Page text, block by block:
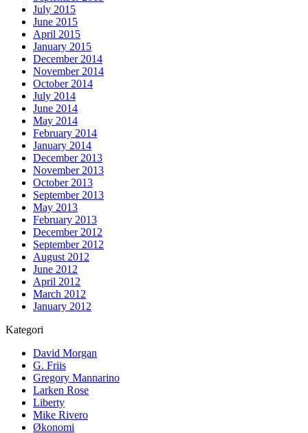
July 2015
June 2015
April 2015
January 2015
December 2014
November 2014
October 2014
July 2014
June 2014
May 2014
February 2014
January 2014
December 2013
November 2013
October 2013
September 2013
May 2013
February 2013
December 2012
September 2012
August 2012
June 2012
April 2012
March 2012
January 2012
Kategori
David Morgan
G. Friis
Gregory Mannarino
Larken Rose
Liberty
Mike Rivero
Økonomi